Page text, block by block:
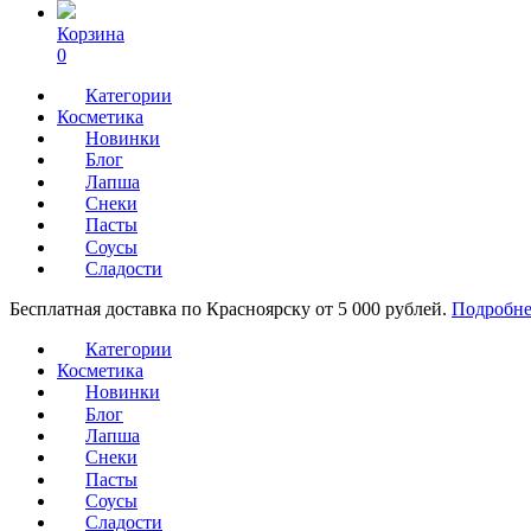
Корзина
0
Категории
Косметика
Новинки
Блог
Лапша
Снеки
Пасты
Соусы
Сладости
Бесплатная доставка по Красноярску от 5 000 рублей.
Категории
Косметика
Новинки
Блог
Лапша
Снеки
Пасты
Соусы
Сладости